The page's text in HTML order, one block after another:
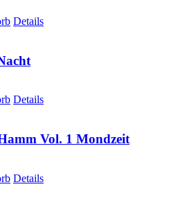
Details
Details
Vol. 1 Mondzeit
Details